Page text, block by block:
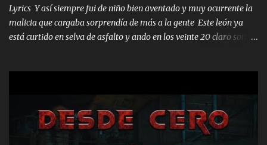
Lyrics Y así siempre fui de niño bien aventado y muy ocurrente la
malicia que cargaba sorprendía de más a la gente Este león ya
está curtido en selva de asfalto y ando en los veinte 20 claro son
pa más pues hay charola les voy a dar hasta topar pues no hay de
otra Música Surcando bien mi camino voy por mi línea no veo a
los lados aquel que no corre vuela no se me duerm voy chicoteado
Ya pasé varias hazañas ya tienen rato que me agarran el colmillo